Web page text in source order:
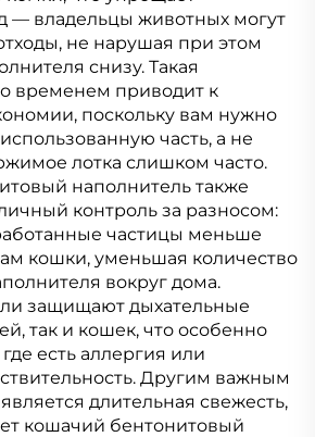
— владельцы животных могут
не нарушая при этом
снизу. Такая
временем приводит к
поскольку вам нужно
часть, а не
лотка слишком часто.
наполнитель также
контроль за разносом:
частицы меньше
кошки, уменьшая количество
вокруг дома.
защищают дыхательные
так и кошек, что особенно
есть аллергия или
Другим важным
длительная свежесть,
кошачий бентонитовый